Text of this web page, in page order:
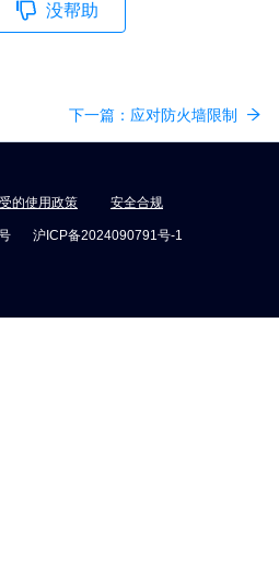
没帮助
下一篇： 应对防火墙限制
的使用政策 安全合规
沪ICP备2024090791号-1